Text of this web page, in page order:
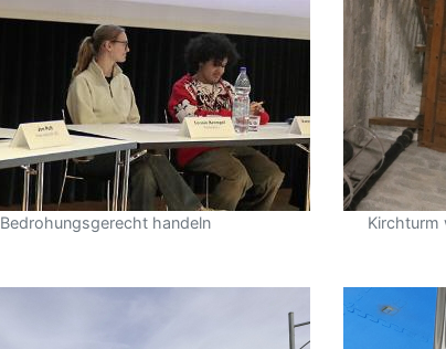
Bedrohungsgerecht handeln Kirchturm